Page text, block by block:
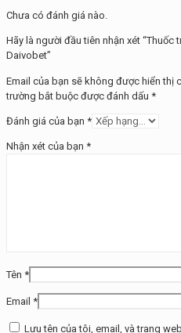
Chưa có đánh giá nào.
Hãy là người đầu tiên nhận xét “Thuốc
Daivobet”
Email của bạn sẽ không được hiển thị
trường bắt buộc được đánh dấu *
Đánh giá của bạn *
Nhận xét của bạn *
Tên *
Email *
Lưu tên của tôi, email, và trang